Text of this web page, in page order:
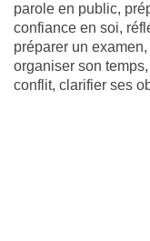
parole en public,
confiance en soi,
préparer un
organiser son
conflit, clarifier ses